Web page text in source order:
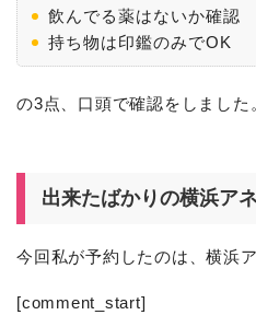
飲んでる薬はないか確認
持ち物は印鑑のみでOK
の3点、口頭で確認をしました
出来たばかりの横浜ア
今回私が予約したのは、横浜
[comment_start]